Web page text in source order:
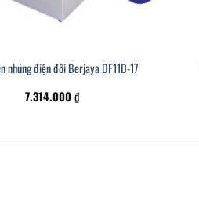
nhúng điện đôi Berjaya DF11D-17
7.314.000₫